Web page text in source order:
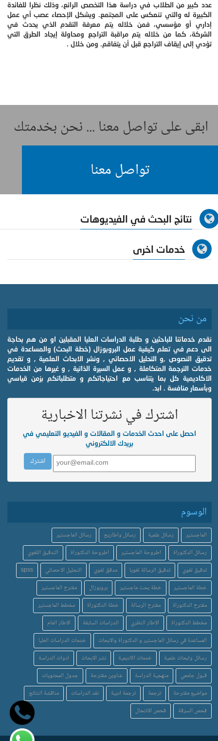
عدد كبير من الطلاب في دراسة هذا التخصص الرائع، وذلك نظرا للفائدة
الكبيرة له والتي تنعكس على المجتمع. ويشكل الإحصاء عصب أي عمل
إداري أو مؤسسي، فمن خلاله يتم معرفة التقدم الذي يحدث في
الشركة، كما من خلاله يتم مراقبة التراجع ومحاولة إيجاد الطرق التي
تؤدي إلى إيقاف التراجع قبل أن يتفاقم. ومن خلال .
ابقى على تواصل معنا ... نحن بخدمتك
تواصل معنا
نتائج البحث في الفيديوهات
خدمات اخرى
من نحن
نقدم خدماتنا للباحثين و طلبة الدراسات العليا المقبلين او من هم بحاجة
الى دعم في تعلم كيفية عمل البروبوزال (خطة البحث) والمساعدة في
تدقيق النصوص ,و التحليل الاحصائي , ونشر الابحاث العلمية , و تقديم
خدمات الترجمة المتكاملة , و عمل السيرة الذاتية , و غيرها من الخدمات
الاكاديمية كل بما يتناسب مع احتياجاتكم و متطلباتكم بزمن قياسي
وبأسعار منافسة . ابد.
اشترك في نشرتنا الاخبارية
احصل على احدث الخدمات و المقالات و الفيديو التعليمي في
بريدك الالكتروني
الوسوم
الماجستير رسائل علمية رسائل واطاريح
رسائل الماجستير
رسائل الدكتوراة
اطروحة الماجستير اطروحة الدكتوراة
التدقيق اللغوي
تدقيق لغوي
تدقيق الرسالة لغويا مدقق لغوي التحليل الاحصائي
spss
خطة الماجستير
خطة بحث ماجستير بروبوزال
مقترح الماجستير
مقترح الدكتوراة
مقترح الرسالة خطة الدكتوراة
مخطط الماجستير
مخطط الدكتوراة
الاطار النظري الدراسات السابقة
الاطار العام
المساعدة في رسائل الماجستير و الدكتوراة والابحاث
خدمات الدراسات العليا
رسائل وابحاث علمية
خدمات اكاديمية نشر الابحاث
ادوات الدراسة
قبول جامعي
منهجية الدراسة عناوين مقترحة
جدول المحتويات
مواضيع مقترحة
ترجمة ترجمة ادبية نقد الدراسات
مناقشة النتائج
فحص السرقة
فحص الانتحال